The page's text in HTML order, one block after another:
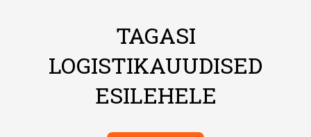
TAGASI
LOGISTIKAUUDISED
ESILEHELE